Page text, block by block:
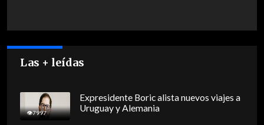
Las + leídas
7997
Expresidente Boric alista nuevos viajes a
Uruguay y Alemania